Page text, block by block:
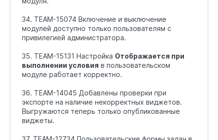
34. TEAM-15074 Включение и выключение
модулей доступно только пользователям с
привилегией администратора.
35. TEAM-15131 Настройка Отображается при
выполнении условия в пользовательском
модуле работает корректно.
36. TEAM-14045 Добавлены проверки при
экспорте на наличие некорректных виджетов.
Выгружаются теперь только опубликованные
виджеты.